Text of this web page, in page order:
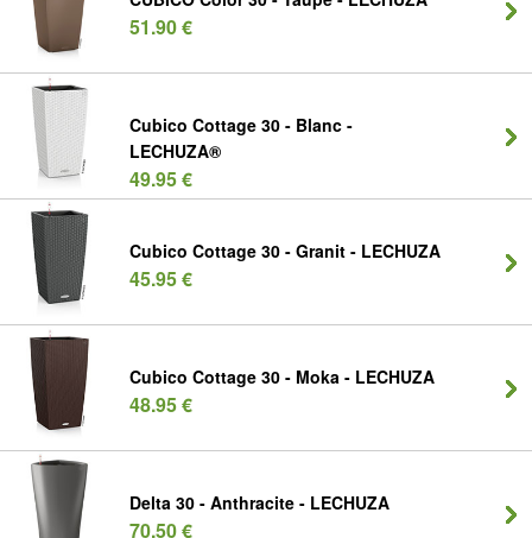
51.90 €
Cubico Cottage 30 - Blanc -
LECHUZA®
49.95 €
Cubico Cottage 30 - Granit - LECHUZA
45.95 €
Cubico Cottage 30 - Moka - LECHUZA
48.95 €
Delta 30 - Anthracite - LECHUZA
70.50 €